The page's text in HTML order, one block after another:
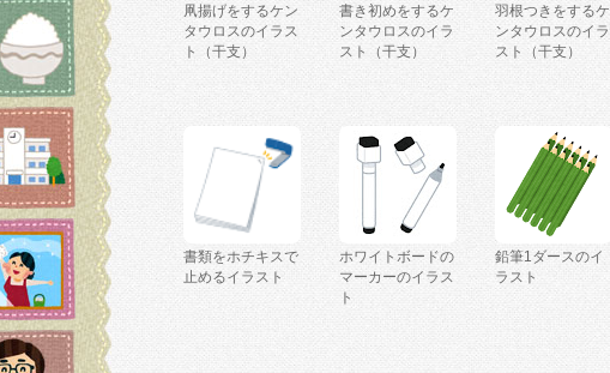
凧揚げをするケン
タウロスのイラス
ト（干支）
書き初めをするケ
ンタウロスのイラ
スト（干支）
羽根つきをするケ
ンタウロスのイラ
スト（干支）
書類をホチキスで
止めるイラスト
ホワイトボードの
マーカーのイラス
ト
鉛筆1ダースのイ
ラスト